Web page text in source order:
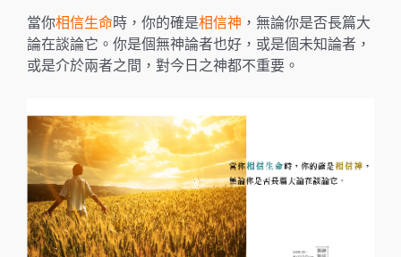
當你相信生命時，你的確是相信神 ，無論你是否長篇大
論在談論它。你是個無神論者也好，或是個未知論者，
或是介於兩者之間，對今日之神都不重要。